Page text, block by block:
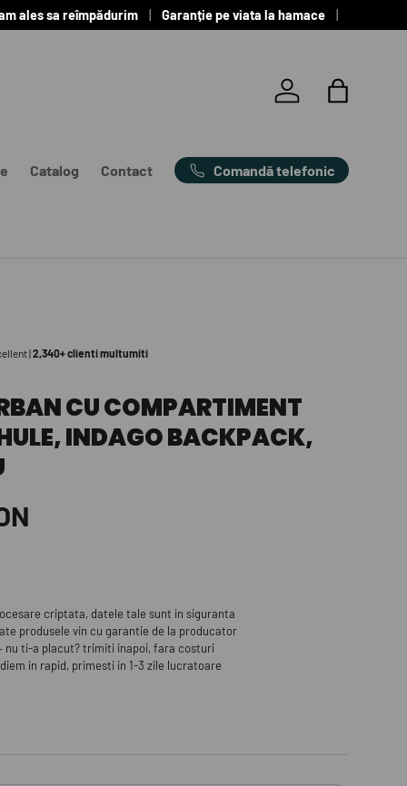
ales sa reîmpădurim Garanție pe viata la hamace
Autentificare
Coș
Catalog Contact Comandă telefonic
CU COMPARTIMENT
INDAGO BACKPACK,